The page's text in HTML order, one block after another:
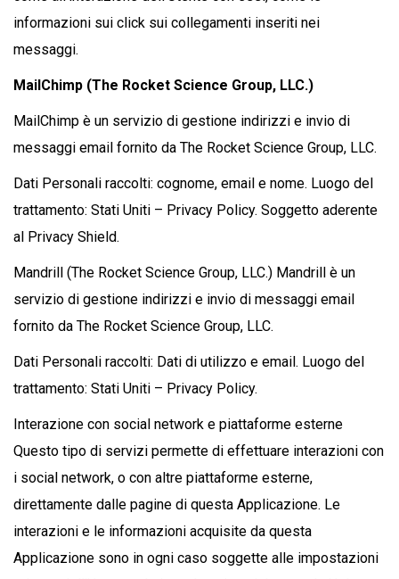
informazioni sui click sui collegamenti inseriti nei
messaggi.
MailChimp (The Rocket Science Group, LLC.)
MailChimp è un servizio di gestione indirizzi e invio di
messaggi email fornito da The Rocket Science Group, LLC.
Dati Personali raccolti: cognome, email e nome. Luogo del
trattamento: Stati Uniti – Privacy Policy. Soggetto aderente
al Privacy Shield.
Mandrill (The Rocket Science Group, LLC.) Mandrill è un
servizio di gestione indirizzi e invio di messaggi email
fornito da The Rocket Science Group, LLC.
Dati Personali raccolti: Dati di utilizzo e email. Luogo del
trattamento: Stati Uniti – Privacy Policy.
Interazione con social network e piattaforme esterne
Questo tipo di servizi permette di effettuare interazioni con
i social network, o con altre piattaforme esterne,
direttamente dalle pagine di questa Applicazione. Le
interazioni e le informazioni acquisite da questa
Applicazione sono in ogni caso soggette alle impostazioni